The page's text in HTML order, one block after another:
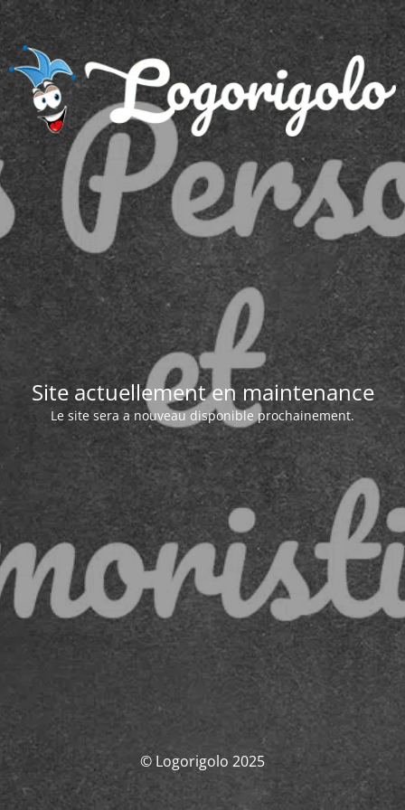
Site actuellement en maintenance
Le site sera a nouveau disponible prochainement.
© Logorigolo 2025